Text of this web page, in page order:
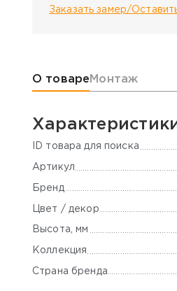
Заказать замер/
Информация
О товаре Монтаж
ID товара для поиска
Артикул
Бренд
Цвет / декор
Высота, мм
Коллекция
Страна бренда